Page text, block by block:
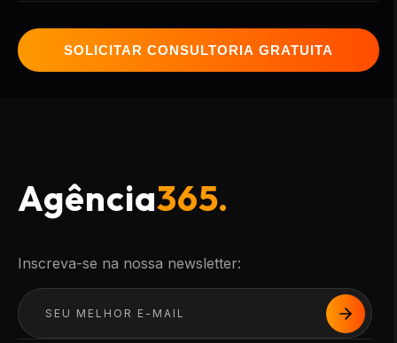
SOLICITAR CONSULTORIA GRATUITA
Agência365.
Inscreva-se na nossa newsletter: